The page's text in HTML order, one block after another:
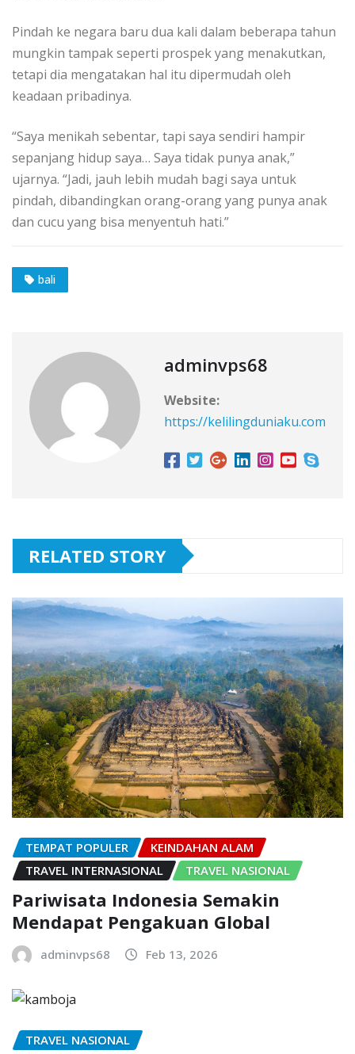
Pindah ke negara baru dua kali dalam beberapa tahun
mungkin tampak seperti prospek yang menakutkan,
tetapi dia mengatakan hal itu dipermudah oleh
keadaan pribadinya.
“Saya menikah sebentar, tapi saya sendiri hampir
sepanjang hidup saya… Saya tidak punya anak,”
ujarnya. “Jadi, jauh lebih mudah bagi saya untuk
pindah, dibandingkan orang-orang yang punya anak
dan cucu yang bisa menyentuh hati.”
bali
adminvps68
Website:
https://kelilingduniaku.com
RELATED STORY
TEMPAT POPULER
KEINDAHAN ALAM
TRAVEL INTERNASIONAL
TRAVEL NASIONAL
Pariwisata Indonesia Semakin
Mendapat Pengakuan Global
adminvps68 Feb 13, 2026
TRAVEL NASIONAL